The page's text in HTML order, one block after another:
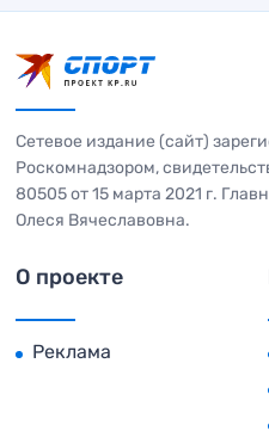
Сетевое издание (сайт)
Роскомнадзором,
80505 от 15 марта 2021 г.
Олеся Вячеславовна.
О проекте
Реклама